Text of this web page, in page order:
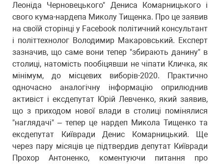
Леоніда Черновецького" Дениса Комарницького і
свого кума-нардепа Миколу Тищенка. Про це заявив
на своїй сторінці у Facebook політичний консультант
і політтехнолог Володимир Макаровський. Експерт
зазначив, що саме вони тепер "збирають данину" в
столиці, натомість пообіцявши не чіпати Кличка, як
мінімум, до місцевих виборів-2020. Практично
одночасно аналогічну інформацію оприлюднив
активіст і ексдепутат Юрій Левченко, який заявив,
що з приходом нової влади в столиці помінялися
"наглядачі" – тепер це нардеп Микола Тищенко та
ексдепутат Київради Денис Комарницький. Ще
через пару місяців це підтвердив депутат Київради
Прохор Антоненко, коментуючи питання про